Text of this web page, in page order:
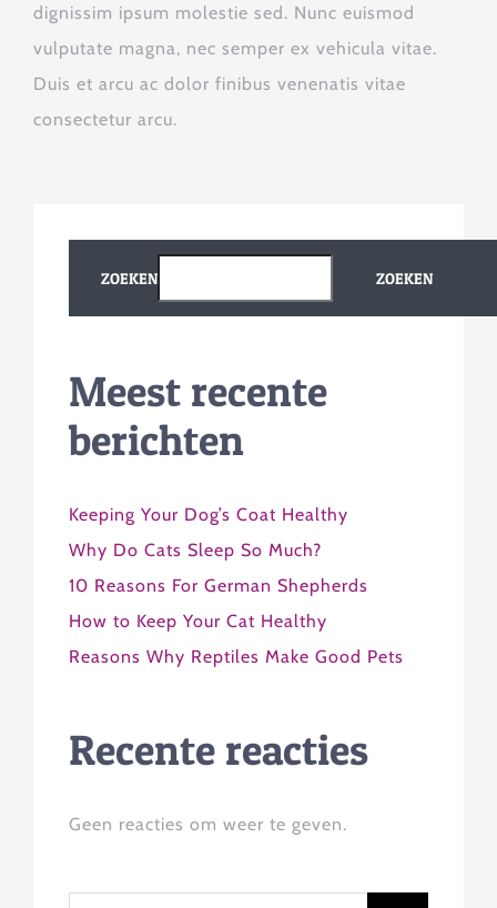
dignissim ipsum molestie sed. Nunc euismod
vulputate magna, nec semper ex vehicula vitae.
Duis et arcu ac dolor finibus venenatis vitae
consectetur arcu.
ZOEKEN ZOEKEN
Meest recente
berichten
Keeping Your Dog’s Coat Healthy
Why Do Cats Sleep So Much?
10 Reasons For German Shepherds
How to Keep Your Cat Healthy
Reasons Why Reptiles Make Good Pets
Recente reacties
Geen reacties om weer te geven.